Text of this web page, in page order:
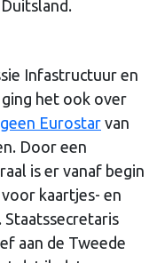
Infastructuur en
het ook over
geen Eurostar van
Door een
is er vanaf begin
kaartjes- en
aan de Tweede